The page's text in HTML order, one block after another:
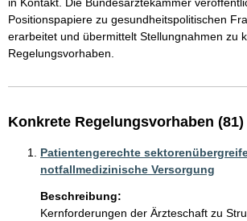
Positionspapiere zu gesundheitspolitischen
erarbeitet und übermittelt Stellungnahmen zu
Regelungsvorhaben.
Konkrete Regelungsvorhaben (81)
Patientengerechte
notfallmedizinische Versorgung
Beschreibung:
Kernforderungen der Ärzteschaft zu